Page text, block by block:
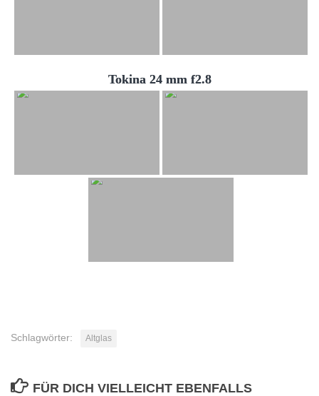
Tokina 24 mm f2.8
Schlagwörter: Altglas
FÜR DICH VIELLEICHT EBENFALLS